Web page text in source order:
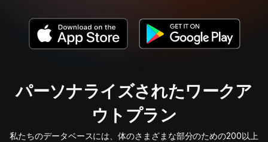
パーソナライズされたワークア
ウトプラン
私たちのデータベースには、体のさまざまな部分のための200以上